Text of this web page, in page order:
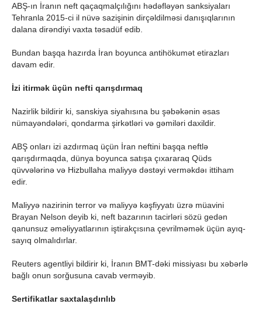
ABŞ-ın İranın neft qaçaqmalçılığını hədəfləyən sanksiyaları
Tehranla 2015-ci il nüvə sazişinin dirçəldilməsi danışıqlarının
dalana dirəndiyi vaxta təsadüf edib.
Bundan başqa hazırda İran boyunca antihökumət etirazları
davam edir.
İzi itirmək üçün nefti qarışdırmaq
Nazirlik bildirir ki, sanskiya siyahısına bu şəbəkənin əsas
nümayəndələri, qondarma şirkətləri və gəmiləri daxildir.
ABŞ onları izi azdırmaq üçün İran neftini başqa neftlə
qarışdırmaqda, dünya boyunca satışa çıxararaq Qüds
qüvvələrinə və Hizbullaha maliyyə dəstəyi verməkdəı ittiham
edir.
Maliyyə nazirinin terror və maliyyə kəşfiyyatı üzrə müavini
Brayan Nelson deyib ki, neft bazarının tacirləri sözü gedən
qanunsuz əməliyyatlarının iştirakçısına çevrilməmək üçün ayıq-
sayıq olmalıdırlar.
Reuters agentliyi bildirir ki, İranın BMT-dəki missiyası bu xəbərlə
bağlı onun sorğusuna cavab verməyib.
Sertifikatlar saxtalaşdırılıb